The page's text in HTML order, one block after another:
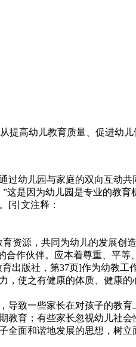
提高幼儿教育质量、促进幼
幼儿园与家庭的双向互动
是因为幼儿园是专业的教
[引文注释：
资源，共同为幼儿的发展创
合作伙伴。应本着尊重、平
出版社，第37页]作为幼教工
使之有健康的体质、健康的
致一些家长在对孩子的教
育；有些家长忽视幼儿社
面和谐地发展的思想，树